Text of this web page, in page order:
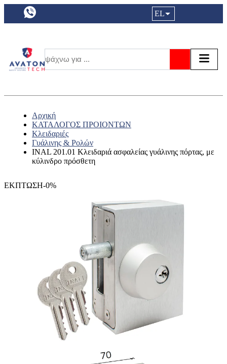
a11y.languageSelection:
EL
Αρχική
ΚΑΤΑΛΟΓΟΣ ΠΡΟΙΟΝΤΩΝ
Κλειδαριές
Γυάλινης & Ρολών
INAL 201.01 Κλειδαριά ασφαλείας γυάλινης πόρτας, με
κύλινδρο πρόσθετη
ΕΚΠΤΩΣΗ-0%